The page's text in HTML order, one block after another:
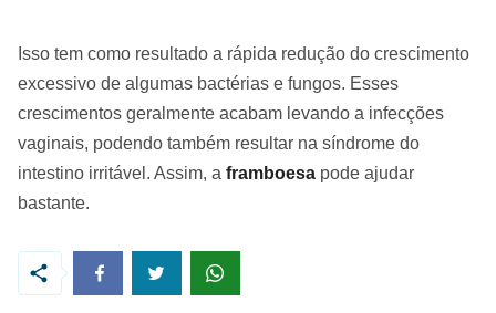
Isso tem como resultado a rápida redução do crescimento
excessivo de algumas bactérias e fungos. Esses
crescimentos geralmente acabam levando a infecções
vaginais, podendo também resultar na síndrome do
intestino irritável. Assim, a framboesa pode ajudar
bastante.